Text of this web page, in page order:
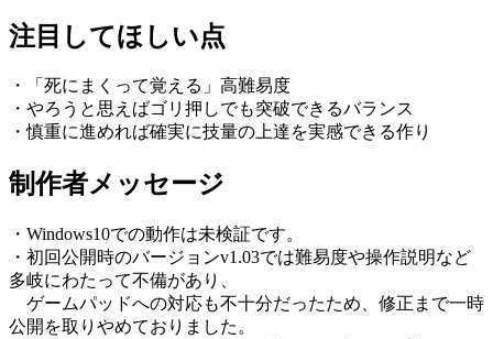
注目してほしい点
・「死にまくって覚える」高難易度
・やろうと思えばゴリ押しでも突破できるバランス
・慎重に進めれば確実に技量の上達を実感できる作り
制作者メッセージ
・Windows10での動作は未検証です。
・初回公開時のバージョンv1.03では難易度や操作説明など
多岐にわたって不備があり、
ゲームパッドへの対応も不十分だったため、修正まで一時
公開を取りやめておりました。